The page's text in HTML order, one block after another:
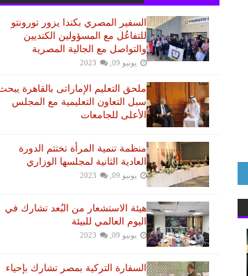
السفير المصري بكندا يزور تورونتو
للتفاعُل مع المسؤولين الكنديين
والتواصل مع الجالية المصرية
يونيو 09, 2023
ملحق التعليم الإماراتى بالقاهرة
سبل التعاون التعليمية مع المجلس
الأعلى للجامعات
منظمة تنمية المرأة تختتم الدورة
العادية الثانية لمجلسها الوزاري
يونيو 09, 2023
هيئة الاستشعار من البُعد تشارك في
اليوم العالمي للبيئة
يونيو 09, 2023
السفارة التركية بمصر تشارك بإحياء